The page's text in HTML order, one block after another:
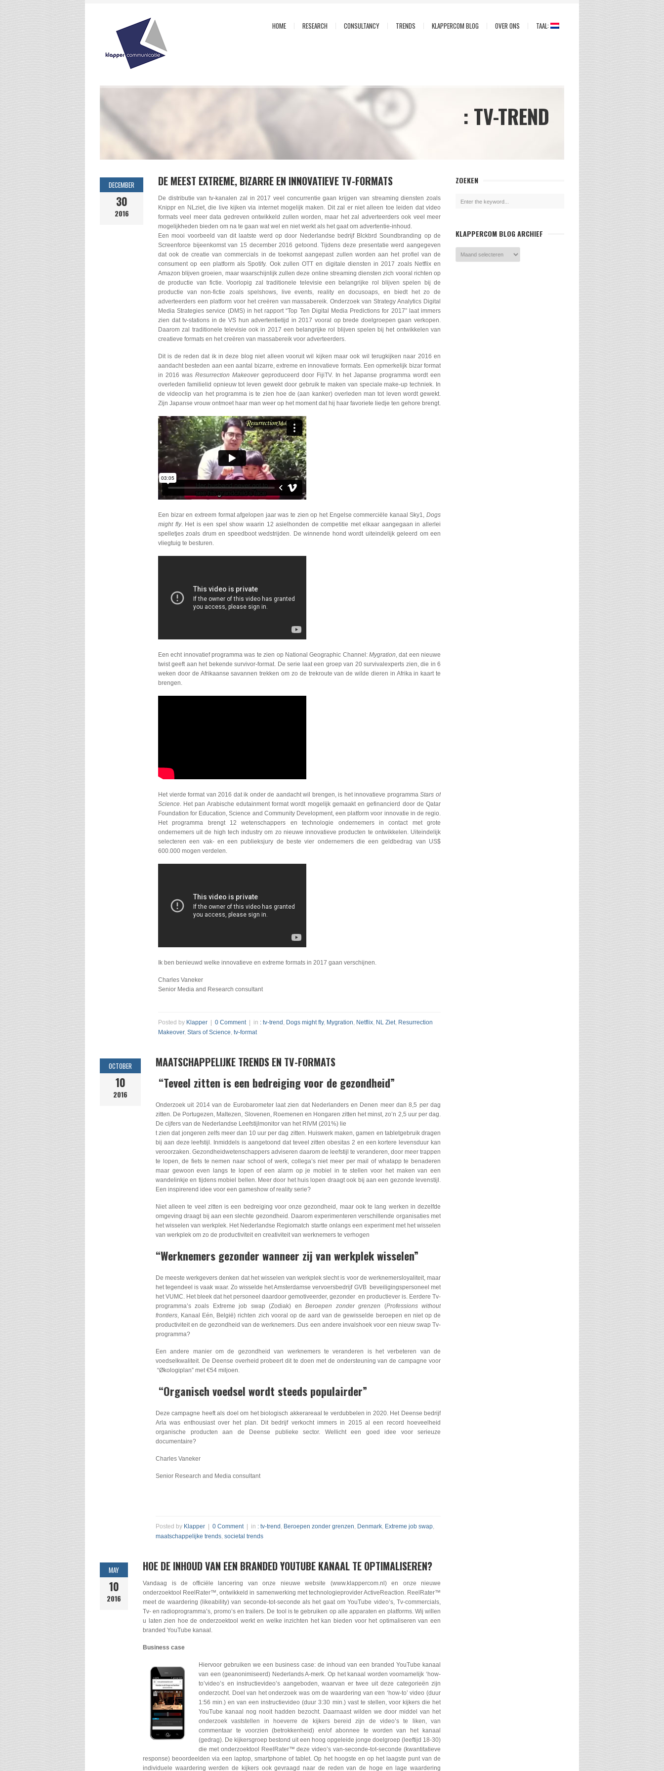
HOME RESEARCH CONSULTANCY TRENDS KLAPPERCOM BLOG OVER ONS TAAL:
: TV-TREND
DECEMBER
30
2016
DE MEEST EXTREME, BIZARRE EN INNOVATIEVE TV-FORMATS
De distributie van tv-kanalen zal in 2017 veel concurrentie gaan krijgen van streaming diensten zoals
Knippr en NLziet, die live kijken via internet mogelijk maken. Dit zal er niet alleen toe leiden dat video
formats veel meer data gedreven ontwikkeld zullen worden, maar het zal adverteerders ook veel meer
mogelijkheden bieden om na te gaan wat wel en niet werkt als het gaat om advertentie-inhoud.
Een mooi voorbeeld van dit laatste werd op door Nederlandse bedrijf Blckbrd Soundbranding op de
Screenforce bijeenkomst van 15 december 2016 getoond. Tijdens deze presentatie werd aangegeven
dat ook de creatie van commercials in de toekomst aangepast zullen worden aan het profiel van de
consument op een platform als Spotify. Ook zullen OTT en digitale diensten in 2017 zoals Netflix en
Amazon blijven groeien, maar waarschijnlijk zullen deze online streaming diensten zich vooral richten op
de productie van fictie. Voorlopig zal traditionele televisie een belangrijke rol blijven spelen bij de
productie van non-fictie zoals spelshows, live events, reality en docusoaps, en biedt het zo de
adverteerders een platform voor het creëren van massabereik. Onderzoek van Strategy Analytics Digital
Media Strategies service (DMS) in het rapport “Top Ten Digital Media Predictions for 2017” laat immers
zien dat tv-stations in de VS hun advertentietijd in 2017 vooral op brede doelgroepen gaan verkopen.
Daarom zal traditionele televisie ook in 2017 een belangrijke rol blijven spelen bij het ontwikkelen van
creatieve formats en het creëren van massabereik voor adverteerders.
Dit is de reden dat ik in deze blog niet alleen vooruit wil kijken maar ook wil terugkijken naar 2016 en
aandacht besteden aan een aantal bizarre, extreme en innovatieve formats. Een opmerkelijk bizar format
in 2016 was Resurrection Makeovergeproduceerd door FijiTV. In het Japanse programma wordt een
overleden familielid opnieuw tot leven gewekt door gebruik te maken van speciale make-up techniek. In
de videoclip van het programma is te zien hoe de (aan kanker) overleden man tot leven wordt gewekt.
Zijn Japanse vrouw ontmoet haar man weer op het moment dat hij haar favoriete liedje ten gehore brengt.
Een bizar en extreem format afgelopen jaar was te zien op het Engelse commerciële kanaal Sky1, Dogs
might fly. Het is een spel show waarin 12 asielhonden de competitie met elkaar aangegaan in allerlei
spelletjes zoals drum en speedboot wedstrijden. De winnende hond wordt uiteindelijk geleerd om een
vliegtuig te besturen.
Een echt innovatief programma was te zien op National Geographic Channel: Mygration, dat een nieuwe
twist geeft aan het bekende survivor-format. De serie laat een groep van 20 survivalexperts zien, die in 6
weken door de Afrikaanse savannen trekken om zo de trekroute van de wilde dieren in Afrika in kaart te
brengen.
Het vierde format van 2016 dat ik onder de aandacht wil brengen, is het innovatieve programmaStars of
Science. Het pan Arabische edutainment format wordt mogelijk gemaakt en gefinancierd door de Qatar
Foundation for Education, Science and Community Development, een platform voor innovatie in de regio.
Het programma brengt 12 wetenschappers en technologie ondernemers in contact met grote
ondernemers uit de high tech industry om zo nieuwe innovatieve producten te ontwikkelen. Uiteindelijk
selecteren een vak- en een publieksjury de beste vier ondernemers die een geldbedrag van US$
600.000 mogen verdelen.
Ik ben benieuwd welke innovatieve en extreme formats in 2017 gaan verschijnen.
Charles Vaneker
Senior Media and Research consultant
Posted by Klapper 0 Comment| in : tv-trend , Dogs might fly, Mygration, Netflix, NL Ziet, Resurrection
Makeover, Stars of Science, tv-format
OCTOBER
10
2016
MAATSCHAPPELIJKE TRENDS EN TV-FORMATS
“Teveel zitten is een bedreiging voor de gezondheid”
Onderzoek uit 2014 van de Eurobarometer laat zien dat Nederlanders en Denen meer dan 8,5 per dag
zitten. De Portugezen, Maltezen, Slovenen, Roemenen en Hongaren zitten het minst, zo’n 2,5 uur per dag.
De cijfers van de Nederlandse Leefstijlmonitor van het RIVM (201%) lie
t zien dat jongeren zelfs meer dan 10 uur per dag zitten. Huiswerk maken, gamen en tabletgebruik dragen
bij aan deze leefstijl. Inmiddels is aangetoond dat teveel zitten obesitas 2 en een kortere levensduur kan
veroorzaken. Gezondheidwetenschappers adviseren daarom de leefstijl te veranderen, door meer trappen
te lopen, de fiets te nemen naar school of werk, collega’s niet meer per mail of whatapp te benaderen
maar gewoon even langs te lopen of een alarm op je mobiel in te stellen voor het maken van een
wandelinkje en tijdens mobiel bellen. Meer door het huis lopen draagt ook bij aan een gezonde levenstijl.
Een inspirerend idee voor een gameshow of reality serie?
Niet alleen te veel zitten is een bedreiging voor onze gezondheid, maar ook te lang werken in dezelfde
omgeving draagt bij aan een slechte gezondheid. Daarom experimenteren verschillende organisaties met
het wisselen van werkplek. Het Nederlandse Regiomatch startte onlangs een experiment met het wisselen
van werkplek om zo de productiviteit en creativiteit van werknemers te verhogen
“Werknemers gezonder wanneer zij van werkplek wisselen”
De meeste werkgevers denken dat het wisselen van werkplek slecht is voor de werknemersloyaliteit, maar
het tegendeel is vaak waar. Zo wisselde het Amsterdamse vervoersbedrijf GVB beveiligingspersoneel met
het VUMC. Het bleek dat het personeel daardoor gemotiveerder, gezonder en productiever is. Eerdere Tv-
programma’s zoals Extreme job swap (Zodiak) enBeroepen zonder grenzen (Professions without
frontiers, Kanaal Eén, België) richten zich vooral op de aard van de gewisselde beroepen en niet op de
productiviteit en de gezondheid van de werknemers. Dus een andere invalshoek voor een nieuw swap Tv-
programma?
Een andere manier om de gezondheid van werknemers te veranderen is het verbeteren van de
voedselkwaliteit. De Deense overheid probeert dit te doen met de ondersteuning van de campagne voor
“Økologiplan” met €54 miljoen.
“Organisch voedsel wordt steeds populairder”
Deze campagne heeft als doel om het biologisch akkerareaal te verdubbelen in 2020. Het Deense bedrijf
Arla was enthousiast over het plan. Dit bedrijf verkocht immers in 2015 al een record hoeveelheid
organische producten aan de Deense publieke sector. Wellicht een goed idee voor serieuze
documentaire?
Charles Vaneker
Senior Research and Media consultant
Posted by Klapper 0 Comment| in : tv-trend , Beroepen zonder grenzen, Denmark, Extreme job swap,
maatschappelijke trends, societal trends
MAY
10
2016
HOE DE INHOUD VAN EEN BRANDED YOUTUBE KANAAL TE OPTIMALISEREN?
Vandaag is de officiële lancering van onze nieuwe website (www.klappercom.nl) en onze nieuwe
onderzoektool ReelRater™, ontwikkeld in samenwerking met technologieprovider ActiveReaction. ReelRater™
meet de waardering (likeability) van seconde-tot-seconde als het gaat om YouTube video’s, Tv-commercials,
Tv- en radioprogramma’s, promo’s en trailers. De tool is te gebruiken op alle apparaten en platforms. Wij willen
u laten zien hoe de onderzoektool werkt en welke inzichten het kan bieden voor het optimaliseren van een
branded YouTube kanaal.
Business case
Hiervoor gebruiken we een business case: de inhoud van een branded YouTube kanaal
van een (geanonimiseerd) Nederlands A-merk. Op het kanaal worden voornamelijk ‘how-
to’video’s en instructievideo’s aangeboden, waarvan er twee uit deze categorieën zijn
onderzocht. Doel van het onderzoek was om de waardering van een ‘how-to’ video (duur
1:56 min.) en van een instructievideo (duur 3:30 min.) vast te stellen, voor kijkers die het
YouTube kanaal nog nooit hadden bezocht. Daarnaast wilden we door middel van het
onderzoek vaststellen in hoeverre de kijkers bereid zijn de video’s te liken, van
commentaar te voorzien (betrokkenheid) en/of abonnee te worden van het kanaal
(gedrag). De kijkersgroep bestond uit een hoog opgeleide jonge doelgroep (leeftijd 18-30)
die met onderzoektool ReelRater™ deze video’s van-seconde-tot-seconde (kwantitatieve
response) beoordeelden via een laptop, smartphone of tablet. Op het hoogste en op het laagste punt van de
individuele waardering werden de kijkers ook gevraagd naar de reden van de hoge en lage waardering
ZOEKEN
KLAPPERCOM BLOG ARCHIEF